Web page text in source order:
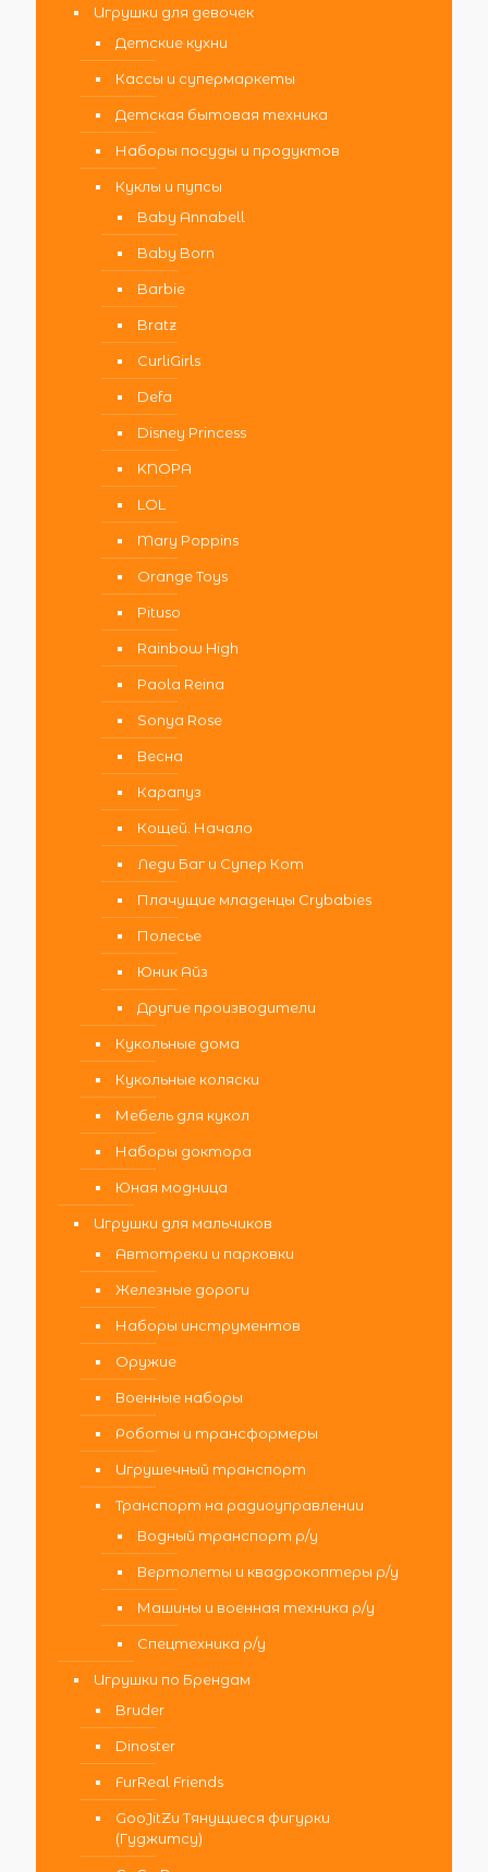
Игрушки для девочек
Детские кухни
Кассы и супермаркеты
Детская бытовая техника
Наборы посуды и продуктов
Куклы и пупсы
Baby Annabell
Baby Born
Barbie
Bratz
CurliGirls
Defa
Disney Princess
KNOPA
LOL
Mary Poppins
Orange Toys
Pituso
Rainbow High
Paola Reina
Sonya Rose
Весна
Карапуз
Кощей. Начало
Леди Баг и Супер Кот
Плачущие младенцы Crybabies
Полесье
Юник Айз
Другие производители
Кукольные дома
Кукольные коляски
Мебель для кукол
Наборы доктора
Юная модница
Игрушки для мальчиков
Автотреки и парковки
Железные дороги
Наборы инструментов
Оружие
Военные наборы
Роботы и трансформеры
Игрушечный транспорт
Транспорт на радиоуправлении
Водный транспорт р/у
Вертолеты и квадрокоптеры р/у
Машины и военная техника р/у
Спецтехника р/у
Игрушки по Брендам
Bruder
Dinoster
FurReal Friends
GooJitZu Тянущиеся фигурки
(Гуджитсу)